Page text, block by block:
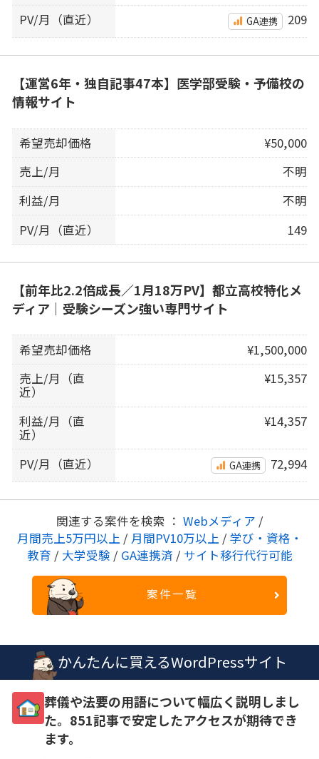
PV/月（直近） GA連携 209
【運営6年・独自記事47本】医学部受験・予備校の
情報サイト
希望売却価格
¥50,000
売上/月
不明
利益/月
不明
PV/月（直近）
149
【前年比2.2倍成長／1月18万PV】都立高校特化メ
ディア｜受験シーズン強い専門サイト
希望売却価格
¥1,500,000
売上/月（直
近）
¥15,357
利益/月（直
近）
¥14,357
PV/月（直近） GA連携 72,994
関連する案件を検索 ： Webメディア /
月間売上5万円以上 / 月間PV10万以上 / 学び・資格・
教育 / 大学受験 / GA連携済 / サイト移行代行可能
案件一覧
かんたんに買えるWordPressサイト
葬儀や法要の用語について幅広く説明しまし
た。851記事で安定したアクセスが期待でき
ます。